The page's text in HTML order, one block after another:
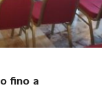
fino a